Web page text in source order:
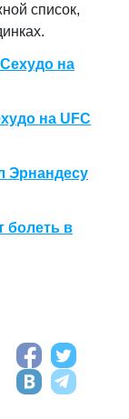
список,
на
на UFC
Эрнандесу
болеть в